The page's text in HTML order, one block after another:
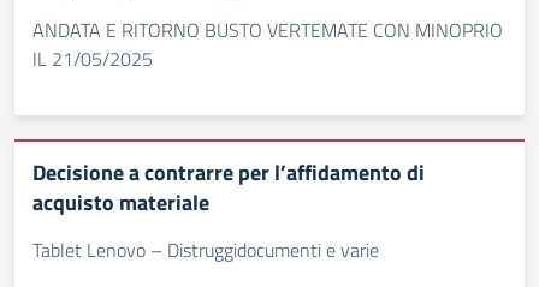
ANDATA E RITORNO BUSTO VERTEMATE CON MINOPRIO
IL 21/05/2025
Decisione a contrarre per l’affidamento di
acquisto materiale
Tablet Lenovo – Distruggidocumenti e varie